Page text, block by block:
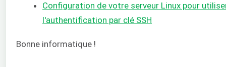
Configuration de votre serveur Linux pour
l'authentification par clé SSH
Bonne informatique !